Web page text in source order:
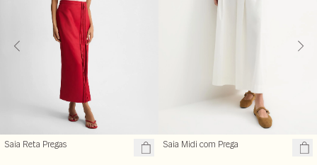
Saia Reta Pregas Saia Midi com Prega